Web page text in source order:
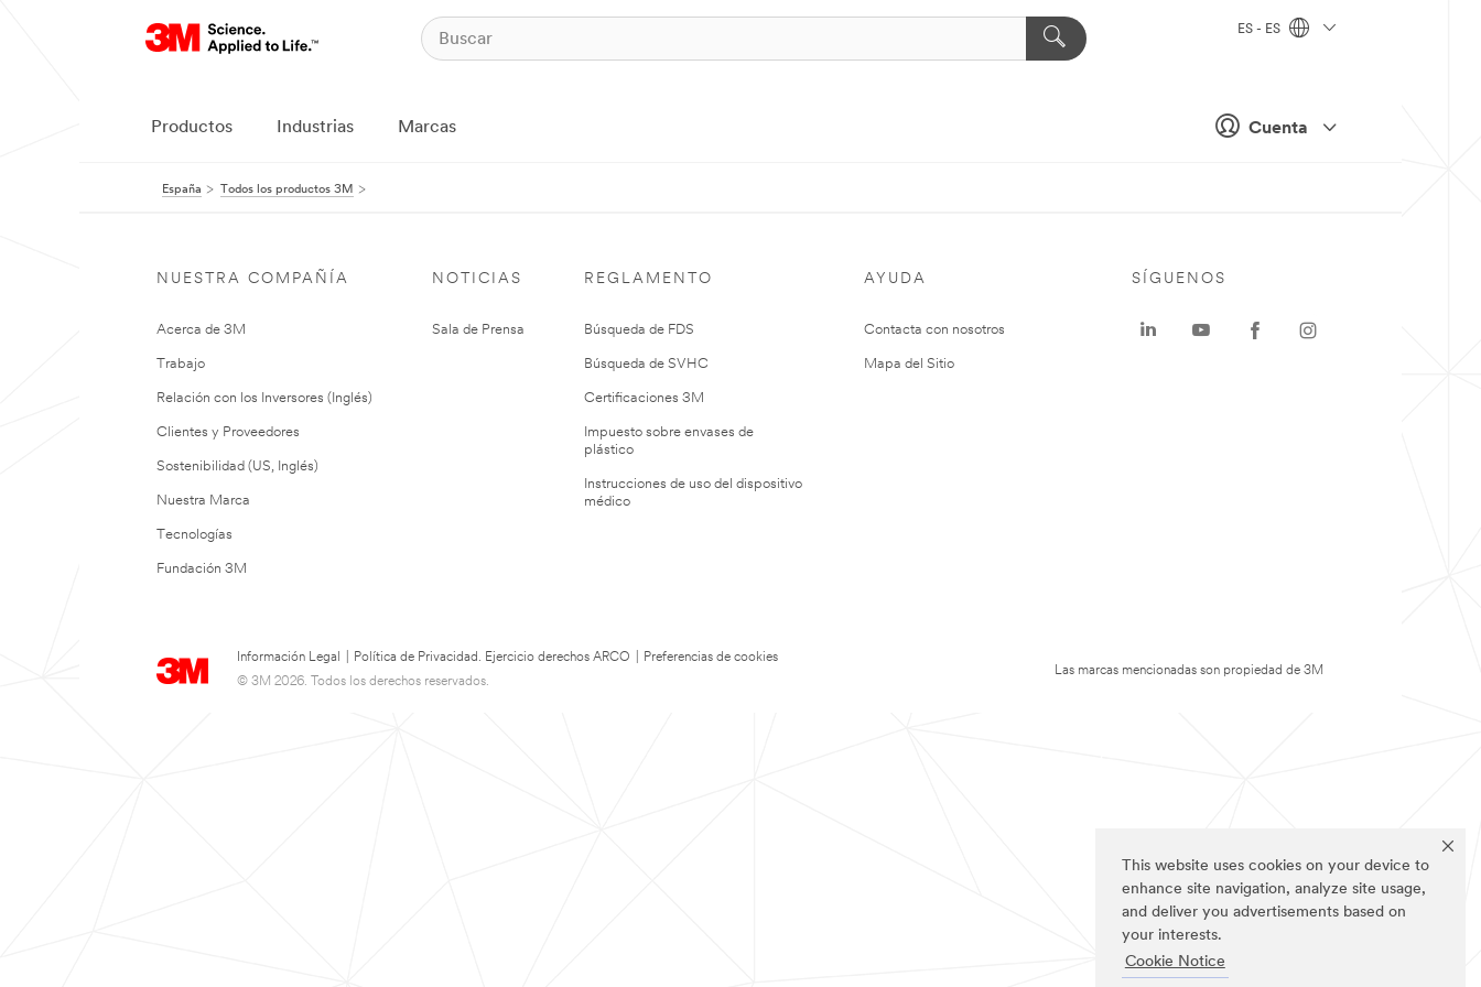
This website uses cookies on your device to
enhance site navigation, analyze site usage,
and deliver you advertisements based on
your interests.
Cookie Notice
Cuenta
ES - ES
Productos Industrias Marcas
España Todos los productos 3M
NUESTRA COMPAÑÍA
Acerca de 3M
Trabajo
Relación con los Inversores (Inglés)
Clientes y Proveedores
Sostenibilidad (US, Inglés)
Nuestra Marca
Tecnologías
Fundación 3M
NOTICIAS
Sala de Prensa
REGLAMENTO
Búsqueda de FDS
Búsqueda de SVHC
Certificaciones 3M
Impuesto sobre envases de
plástico
Instrucciones de uso del dispositivo
médico
AYUDA
Contacta con nosotros
Mapa del Sitio
Información Legal Política de Privacidad. Ejercicio derechos ARCO
Preferencias de cookies
© 3M 2026. Todos los derechos reservados.
SÍGUENOS
Las marcas mencionadas son propiedad de 3M